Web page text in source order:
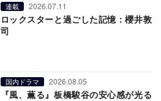
連載 2026.07.11
ロックスターと過ごした記憶：櫻井敦
司
国内ドラマ 2026.08.05
『風、薫る』板橋駿谷の安心感が光る